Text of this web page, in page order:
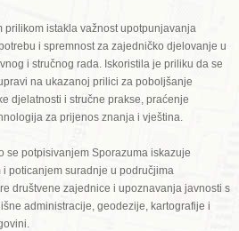
prilikom istakla važnost upotpunjavanja
i spremnost za zajedničko djelovanje u
i stručnog rada. Iskoristila je priliku da se
na ukazanoj prilici za poboljšanje
djelatnosti i stručne prakse, praćenje
za prijenos znanja i vještina.
se potpisivanjem Sporazuma iskazuje
poticanjem suradnje u područjima
društvene zajednice i upoznavanja javnosti s
administracije, geodezije, kartografije i